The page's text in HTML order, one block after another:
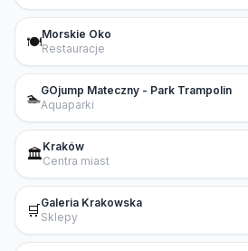
🍽️Morskie Oko
Restauracje
🏊GOjump Mateczny - Park Trampolin
Aquaparki
🏛️Kraków
Centra miast
🛒Galeria Krakowska
Sklepy